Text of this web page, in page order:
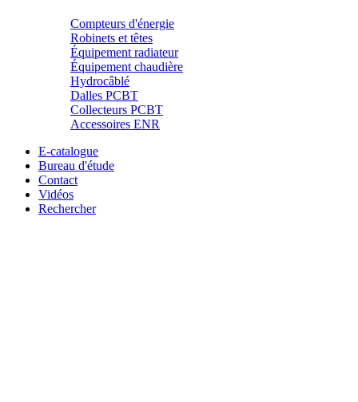
Compteurs d'énergie
Robinets et têtes
Équipement radiateur
Équipement chaudière
Hydrocâblé
Dalles PCBT
Collecteurs PCBT
Accessoires ENR
E-catalogue
Bureau d'étude
Contact
Vidéos
Rechercher